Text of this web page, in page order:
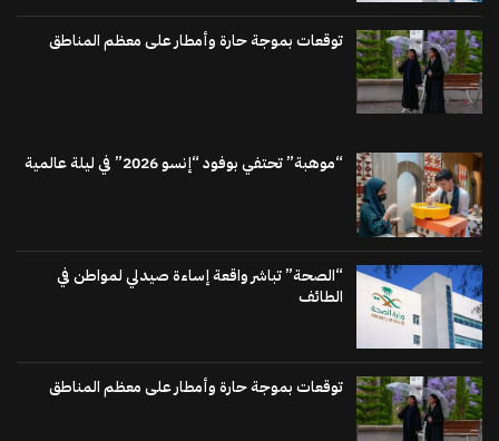
توقعات بموجة حارة وأمطار على معظم المناطق
“موهبة” تحتفي بوفود “إنسو 2026” في ليلة عالمية
“الصحة” تباشر واقعة إساءة صيدلي لمواطن في
الطائف
توقعات بموجة حارة وأمطار على معظم المناطق